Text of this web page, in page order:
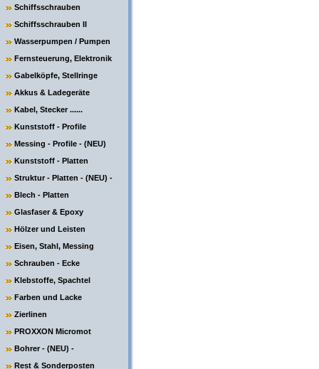
Schiffsschrauben
Schiffsschrauben II
Wasserpumpen / Pumpen
Fernsteuerung, Elektronik
Gabelköpfe, Stellringe
Akkus & Ladegeräte
Kabel, Stecker ......
Kunststoff - Profile
Messing - Profile - (NEU)
Kunststoff - Platten
Struktur - Platten - (NEU) -
Blech - Platten
Glasfaser & Epoxy
Hölzer und Leisten
Eisen, Stahl, Messing
Schrauben - Ecke
Klebstoffe, Spachtel
Farben und Lacke
Zierlinen
PROXXON Micromot
Bohrer - (NEU) -
Rest & Sonderposten